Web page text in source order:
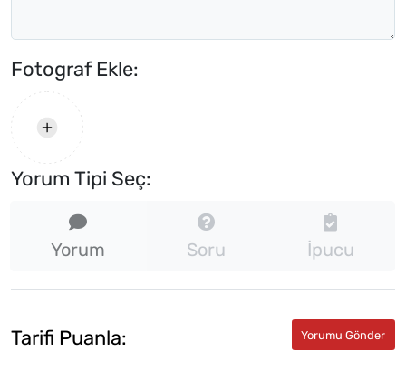
Fotograf Ekle:
Yorum Tipi Seç:
Yorum Soru İpucu
Tarifi Puanla: